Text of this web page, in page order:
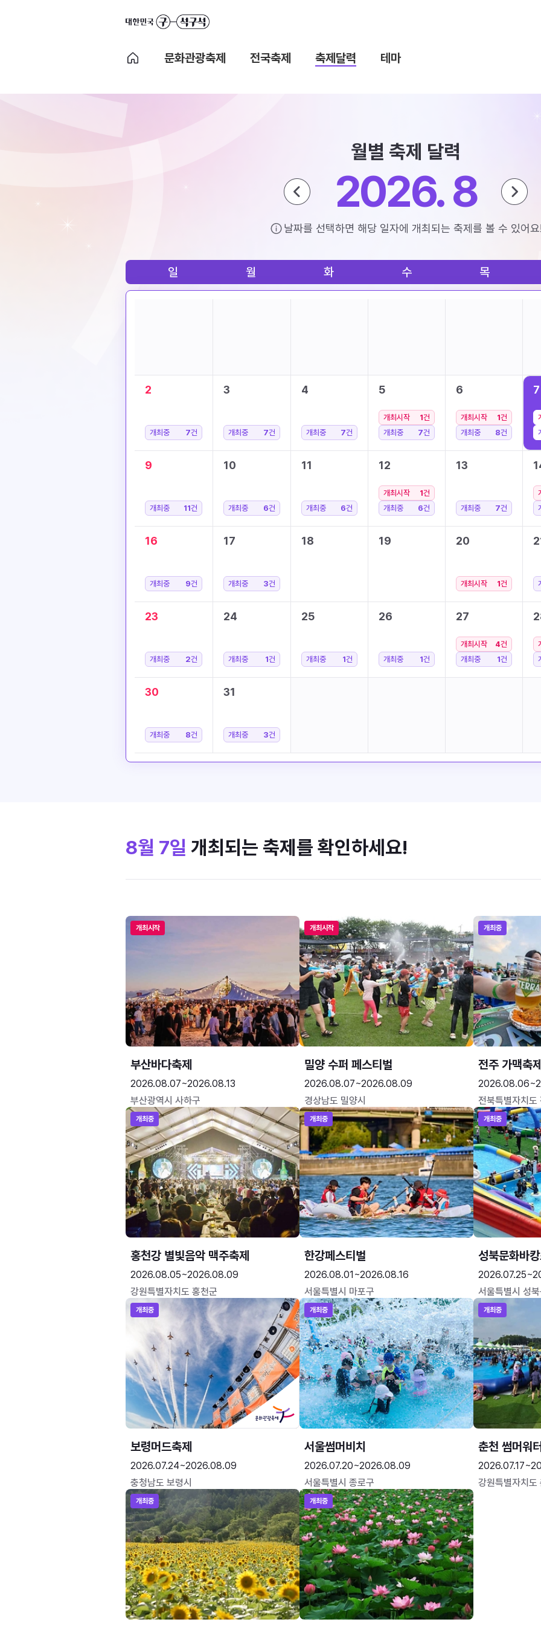
문화관광축제 전국축제 축제달력 테마
월별 축제 달력
2026. 8
날짜를 선택하면 해당 일자에 개최되는 축제를 볼 수 있어
일 월 화 수 목
2
개최중 7건
3
개최중 7건
4
개최중 7건
5
개최시작 1건
개최중
7건
6
개최시작 1건
개최중
8건
7
9
개최중 11건
10
개최중 6건
11
개최중 6건
12
개최시작 1건
개최중
6건
13
개최중 7건
16
개최중 9건
17
개최중 3건
18 19 20
개최시작 1건
23
개최중 2건
24
개최중 1건
25
개최중 1건
26
개최중 1건
27
개최시작 4건
개최중
1건
30
개최중 8건
31
개최중 3건
8월 7일 개최되는 축제를 확인하세요!
개최시작
부산바다축제
2026.08.07~2026.08.13
부산광역시 사하구
개최시작
밀양 수퍼 페스티벌
2026.08.07~2026.08.09
경상남도 밀양시
개최중
전주 가맥축
전북특별자치도
개최중
홍천강 별빛음악 맥주축제
2026.08.05~2026.08.09
강원특별자치도 홍천군
개최중
한강페스티벌
2026.08.01~2026.08.16
서울특별시 마포구
개최중
성북문화바
서울특별시 성
개최중
보령머드축제
2026.07.24~2026.08.09
충청남도 보령시
개최중
서울썸머비치
2026.07.20~2026.08.09
서울특별시 종로구
개최중
춘천 썸머워
강원특별자치도
개최중 개최중